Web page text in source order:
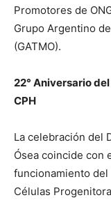
Promotores de
Grupo Argentino
(GATMO).
22° Aniversario
CPH
La celebración del
Ósea coincide con
funcionamiento del
Células